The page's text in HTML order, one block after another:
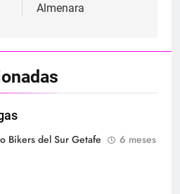
Almenara
Bikers del Sur Getafe
6 meses